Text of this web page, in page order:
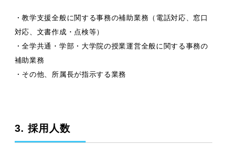
・教学支援全般に関する事務の補助業務（電話対応、窓口
対応、文書作成・点検等）
・全学共通・学部・大学院の授業運営全般に関する事務の
補助業務
・その他、所属長が指示する業務
3. 採用人数